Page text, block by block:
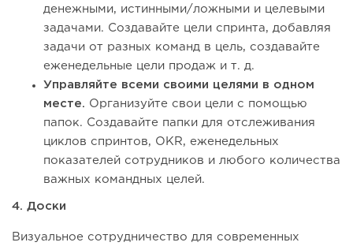
денежными, истинными/ложными и целевыми
задачами. Создавайте цели спринта, добавляя
задачи от разных команд в цель, создавайте
еженедельные цели продаж и т. д.
Управляйте всеми своими целями в одном
месте. Организуйте свои цели с помощью
папок. Создавайте папки для отслеживания
циклов спринтов, OKR, еженедельных
показателей сотрудников и любого количества
важных командных целей.
4. Доски
Визуальное сотрудничество для современных